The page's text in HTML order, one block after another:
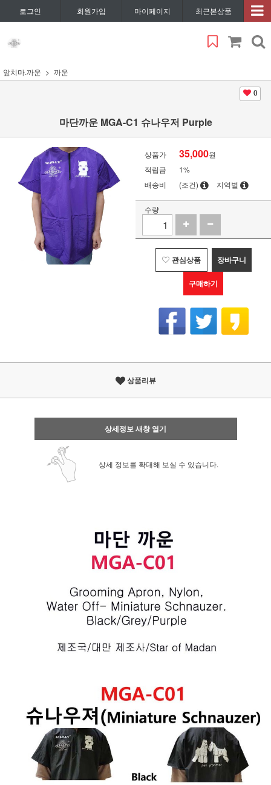
로그인 회원가입 마이페이지 최근본상품
앞치마.까운 까운
0
마단까운 MGA-C1 슈나우저 Purple
상품가 35,000원
적립금
1%
배송비
(조건) 지역별
수량
관심상품 장바구니
구매하기
상품리뷰
상세정보 새창 열기
상세 정보를 확대해 보실 수 있습니다.